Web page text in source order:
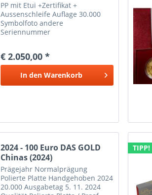
PP mit Etui +Zertifikat +
Aussenschleife Auflage 30.000
Symbolfoto andere
Seriennummer
€ 2.050,00 *
In den Warenkorb
2024 - 100 Euro DAS GOLD
Chinas (2024)
Prägejahr Normalprägung
Polierte Platte Handgehoben 2024
20.000 Ausgabetag 5. 11. 2024
TIPP!